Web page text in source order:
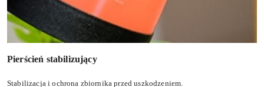
Pierścień stabilizujący
Stabilizacja i ochrona zbiornika przed uszkodzeniem.